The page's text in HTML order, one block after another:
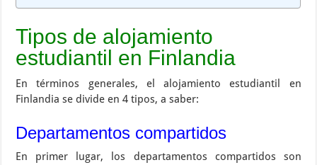
Tipos de alojamiento
estudiantil en Finlandia
En términos generales, el alojamiento estudiantil en
Finlandia se divide en 4 tipos, a saber:
Departamentos compartidos
En primer lugar, los departamentos compartidos son